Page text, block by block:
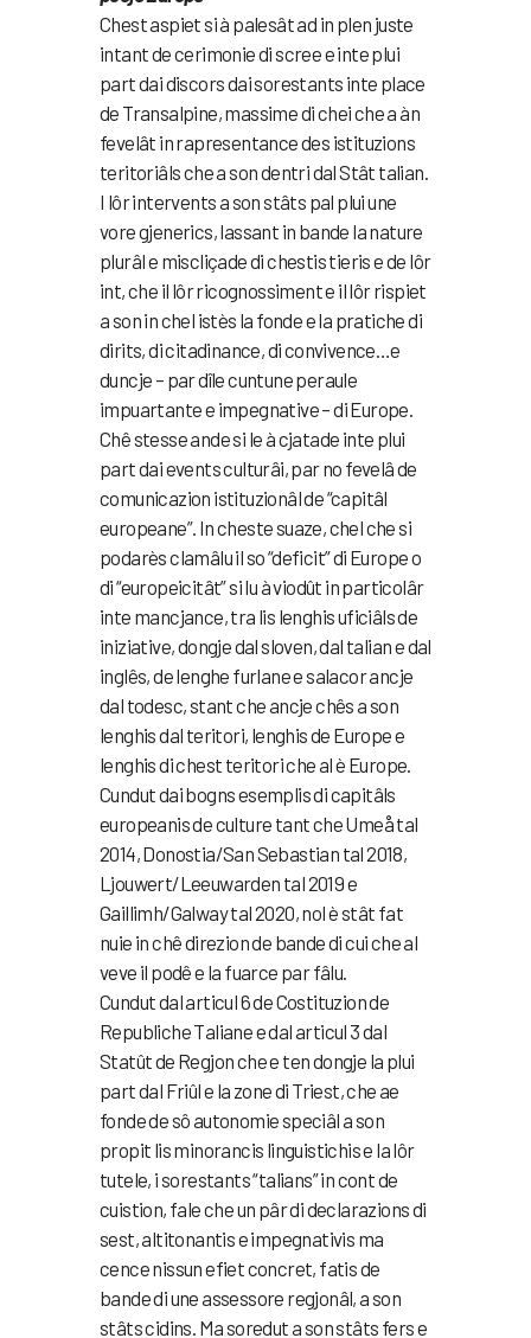
Chest aspiet si à palesât ad in plen juste
intant de cerimonie di scree e inte plui
part dai discors dai sorestants inte place
de Transalpine, massime di chei che a àn
fevelât in rapresentance des istituzions
teritoriâls che a son dentri dal Stât talian.
I lôr intervents a son stâts pal plui une
vore gjenerics, lassant in bande la nature
plurâl e miscliçade di chestis tieris e de lôr
int, che il lôr ricognossiment e il lôr rispiet
a son in chel istès la fonde e la pratiche di
dirits, di citadinance, di convivence…e
duncje – par dîle cuntune peraule
impuartante e impegnative – di Europe.
Chê stesse ande si le à cjatade inte plui
part dai events culturâi, par no fevelâ de
comunicazion istituzionâl de “capitâl
europeane”. In cheste suaze, chel che si
podarès clamâlu il so “deficit” di Europe o
di “europeicitât” si lu à viodût in particolâr
inte mancjance, tra lis lenghis uficiâls de
iniziative, dongje dal sloven, dal talian e dal
inglês, de lenghe furlane e salacor ancje
dal todesc, stant che ancje chês a son
lenghis dal teritori, lenghis de Europe e
lenghis di chest teritori che al è Europe.
Cundut dai bogns esemplis di capitâls
europeanis de culture tant che Umeå tal
2014, Donostia/San Sebastian tal 2018,
Ljouwert/Leeuwarden tal 2019 e
Gaillimh/Galway tal 2020, nol è stât fat
nuie in chê direzion de bande di cui che al
veve il podê e la fuarce par fâlu.
Cundut dal articul 6 de Costituzion de
Republiche Taliane e dal articul 3 dal
Statût de Regjon che e ten dongje la plui
part dal Friûl e la zone di Triest, che ae
fonde de sô autonomie speciâl a son
propit lis minorancis linguistichis e la lôr
tutele, i sorestants “talians” in cont de
cuistion, fale che un pâr di declarazions di
sest, altitonantis e impegnativis ma
cence nissun efiet concret, fatis de
bande di une assessore regjonâl, a son
stâts cidins. Ma soredut a son stâts fers e